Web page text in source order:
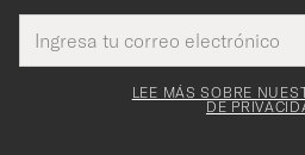
de
correo
Este
es
¡Gracias
por
suscribirteLEE MÁS SOBRE
DE